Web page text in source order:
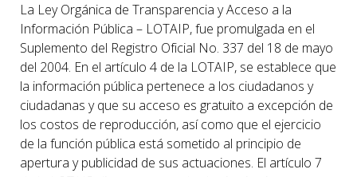
La Ley Orgánica de Transparencia y Acceso a la
Información Pública – LOTAIP, fue promulgada en el
Suplemento del Registro Oficial No. 337 del 18 de mayo
del 2004. En el artículo 4 de la LOTAIP, se establece que
la información pública pertenece a los ciudadanos y
ciudadanas y que su acceso es gratuito a excepción de
los costos de reproducción, así como que el ejercicio
de la función pública está sometido al principio de
apertura y publicidad de sus actuaciones. El artículo 7